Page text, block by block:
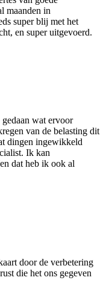
maanden in
super blij met het
en super uitgevoerd.
wat ervoor
van de belasting dit
dingen ingewikkeld
Ik kan
dat heb ik ook al
door de verbetering
die het ons gegeven